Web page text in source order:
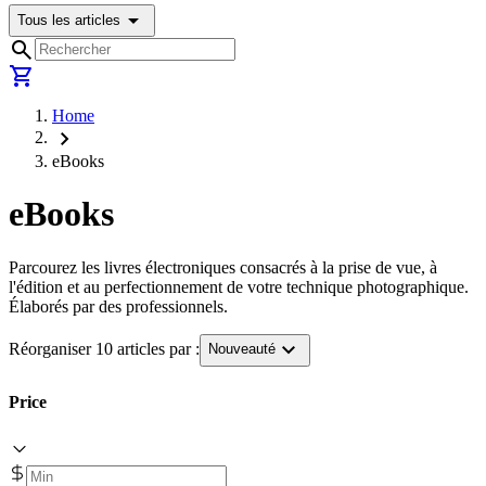
Tous les articles arrow_drop_down
search
shopping_cart
Home
chevron_right
eBooks
eBooks
Parcourez les livres électroniques consacrés à la prise de vue, à
l'édition et au perfectionnement de votre technique photographique.
Élaborés par des professionnels.
Réorganiser 10 articles par : Nouveauté expand_more
Price